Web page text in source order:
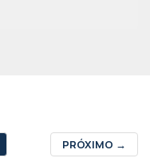
PRÓXIMO →